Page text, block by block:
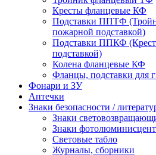
Кресты фланцевые КФ
Подставки ППТФ
пожарной подставкой)
Подставки ППКФ
подставкой)
Колена фланцевые КФ
Фланцы, подставки для
Фонари и ЗУ
Аптечки
Знаки безопасности /
Знаки
Знаки
Световые табло
Журналы, сборники